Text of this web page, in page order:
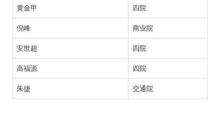
黄金甲 四院
倪峰 商业院
安世超 四院
高福源 四院
朱捷 交通院